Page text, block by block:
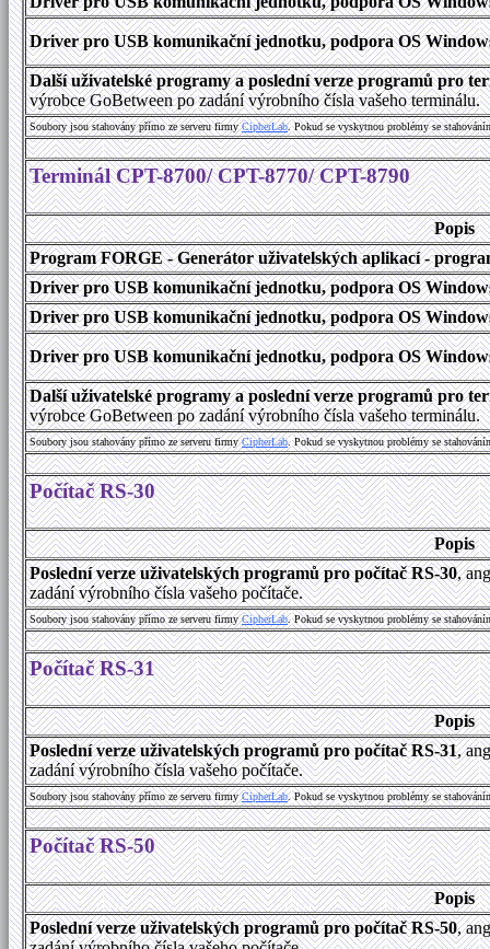
Driver pro USB komunikační jednotku, podpora OS
Další uživatelské programy a poslední verze programů pro
výrobce GoBetween po zadání výrobního čísla vašeho terminálu.
Soubory jsou stahovány přímo ze serveru firmyCipherLab. Pokud se vyskytnou problémy se
Terminál CPT-8700/ CPT-8770/ CPT-8790
Popis
Program FORGE - Generátor uživatelských aplikací -
Driver pro USB komunikační jednotku, podpora OS
Driver pro USB komunikační jednotku, podpora OS
Driver pro USB komunikační jednotku, podpora OS
Další uživatelské programy a poslední verze programů pro
výrobce GoBetween po zadání výrobního čísla vašeho terminálu.
Soubory jsou stahovány přímo ze serveru firmyCipherLab. Pokud se vyskytnou problémy se
Počítač RS-30
Popis
Poslední verze uživatelských programů pro počítač RS-30,
zadání výrobního čísla vašeho počítače.
Soubory jsou stahovány přímo ze serveru firmyCipherLab. Pokud se vyskytnou problémy se
Počítač RS-31
Popis
Poslední verze uživatelských programů pro počítač RS-31,
zadání výrobního čísla vašeho počítače.
Soubory jsou stahovány přímo ze serveru firmyCipherLab. Pokud se vyskytnou problémy se
Počítač RS-50
Popis
Poslední verze uživatelských programů pro počítač RS-50,